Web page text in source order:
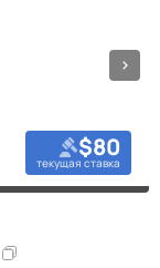
$80
текущая ставка